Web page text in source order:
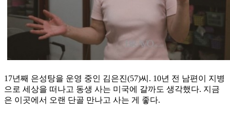
17년째 은성탕을 운영 중인 김은진(57)씨. 10년 전 남편이 지병
으로 세상을 떠나고 동생 사는 미국에 갈까도 생각했다. 지금
은 이곳에서 오랜 단골 만나고 사는 게 좋다.